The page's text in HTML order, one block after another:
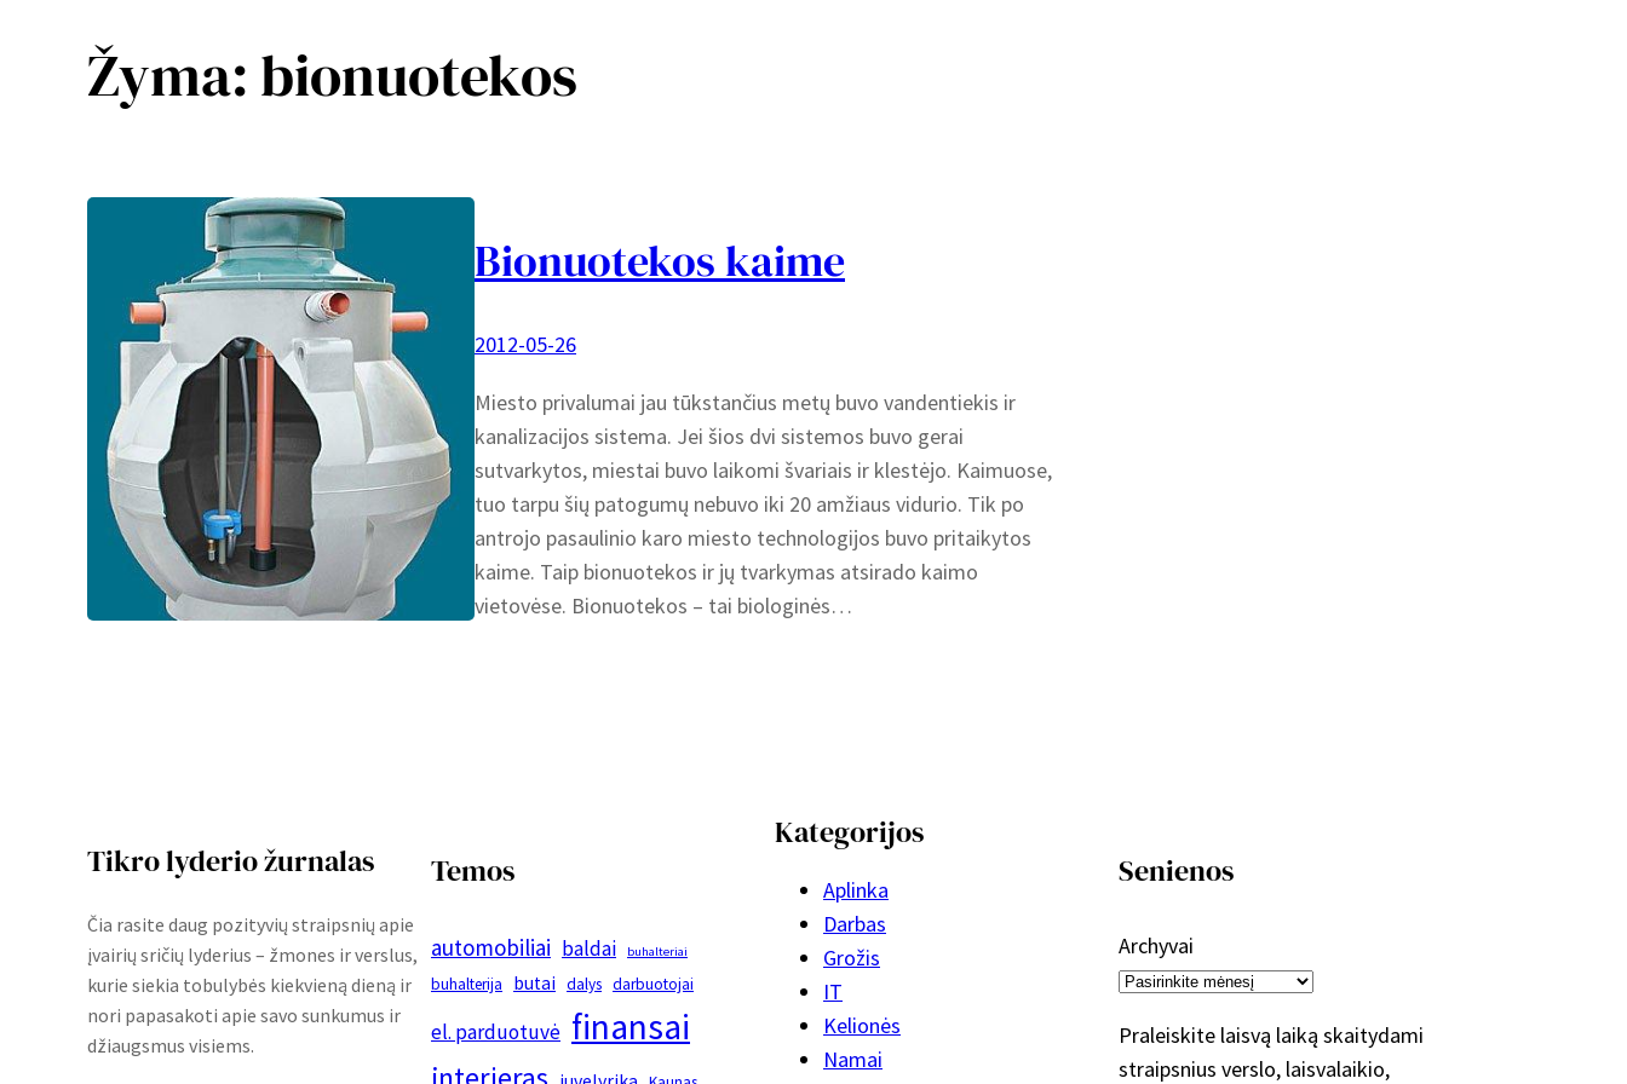
Žyma:bionuotekos
Bionuotekos kaime
2012-05-26
Miesto privalumai jau tūkstančius metų buvo vandentiekis ir
kanalizacijos sistema. Jei šios dvi sistemos buvo gerai
sutvarkytos, miestai buvo laikomi švariais ir klestėjo. Kaimuose,
tuo tarpu šių patogumų nebuvo iki 20 amžiaus vidurio. Tik po
antrojo pasaulinio karo miesto technologijos buvo pritaikytos
kaime. Taip bionuotekos ir jų tvarkymas atsirado kaimo
vietovėse. Bionuotekos – tai biologinės…
Tikro lyderio žurnalas
Čia rasite daug pozityvių straipsnių apie
įvairių sričių lyderius – žmones ir verslus,
kurie siekia tobulybės kiekvieną dieną ir
nori papasakoti apie savo sunkumus ir
džiaugsmus visiems.
Temos
automobiliai baldai buhalteriai
buhalterija butai dalys darbuotojai
el. parduotuvė finansai
Kategorijos
Aplinka
Darbas
Grožis
IT
Kelionės
Namai
Senienos
Archyvai
Praleiskite laisvą laiką skaitydami
straipsnius verslo, laisvalaikio,